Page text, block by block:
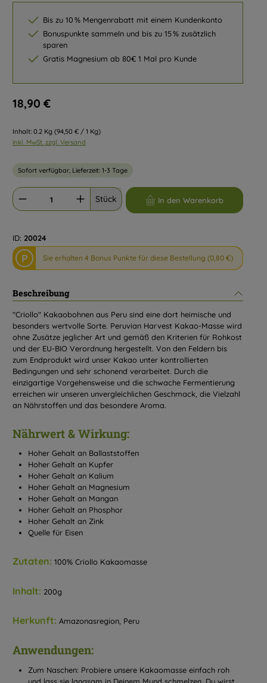
Bis zu 10 % Mengenrabatt mit einem Kundenkonto
Bonuspunkte sammeln und bis zu 15 % zusätzlich
sparen
Gratis Magnesium ab 80€ 1 Mal pro Kunde
Regulärer Preis:
18,90 €
Inhalt: 0.2 Kg (94,50 € / 1 Kg)
inkl. MwSt. zzgl. Versand
Sofort verfügbar, Lieferzeit: 1-3 Tage
Produkt Anzahl: Gib den gewünschten Wert ein oder benutze die Schaltflächen um
Stück In den Warenkorb
ID: 20024
P Sie erhalten 4 Bonus Punkte für diese Bestellung (0,80 €)
Beschreibung
"Criollo" Kakaobohnen aus Peru sind eine dort heimische und
besonders wertvolle Sorte. Peruvian Harvest Kakao-Masse wird
ohne Zusätze jeglicher Art und gemäß den Kriterien für Rohkost
und der EU-BIO Verordnung hergestellt. Von den Feldern bis
zum Endprodukt wird unser Kakao unter kontrollierten
Bedingungen und sehr schonend verarbeitet. Durch die
einzigartige Vorgehensweise und die schwache Fermentierung
erreichen wir unseren unvergleichlichen Geschmack, die Vielzahl
an Nährstoffen und das besondere Aroma.
Nährwert & Wirkung:
Hoher Gehalt an Ballaststoffen
Hoher Gehalt an Kupfer
Hoher Gehalt an Kalium
Hoher Gehalt an Magnesium
Hoher Gehalt an Mangan
Hoher Gehalt an Phosphor
Hoher Gehalt an Zink
Quelle für Eisen
Zutaten: 100% Criollo Kakaomasse
Inhalt: 200g
Herkunft: Amazonasregion, Peru
Anwendungen:
Zum Naschen: Probiere unsere Kakaomasse einfach roh
und lass sie langsam in Deinem Mund schmelzen. Du wirst